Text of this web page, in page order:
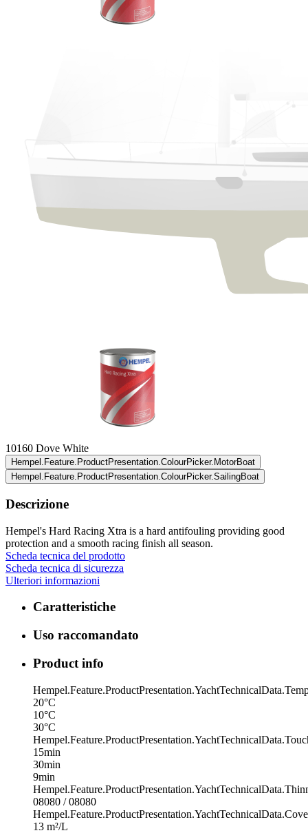
10160 Dove White
Hempel.Feature.ProductPresentation.ColourPicker.MotorBoat
Hempel.Feature.ProductPresentation.ColourPicker.SailingBoat
Descrizione
Hempel's Hard Racing Xtra is a hard antifouling providing good
protection and a smooth racing finish all season.
Scheda tecnica del prodotto
Scheda tecnica di sicurezza
Ulteriori informazioni
Caratteristiche
Uso raccomandato
Product info
20°C
10°C
30°C
15min
30min
9min
08080 / 08080
13 m²/L